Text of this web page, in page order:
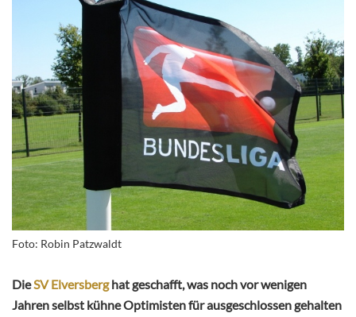
Foto: Robin Patzwaldt
DieSV Elversberghat geschafft, was noch vor wenigen
Jahren selbst kühne Optimisten für ausgeschlossen gehalten